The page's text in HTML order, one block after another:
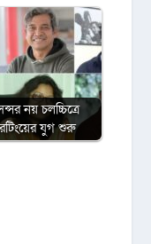
নয় চলচ্চিত্রে
যুগ শুরু